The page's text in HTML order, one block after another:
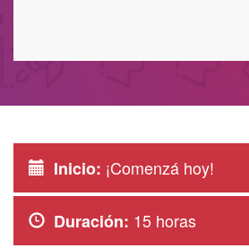
Inicio: ¡Comenzá hoy!
Duración: 15 horas